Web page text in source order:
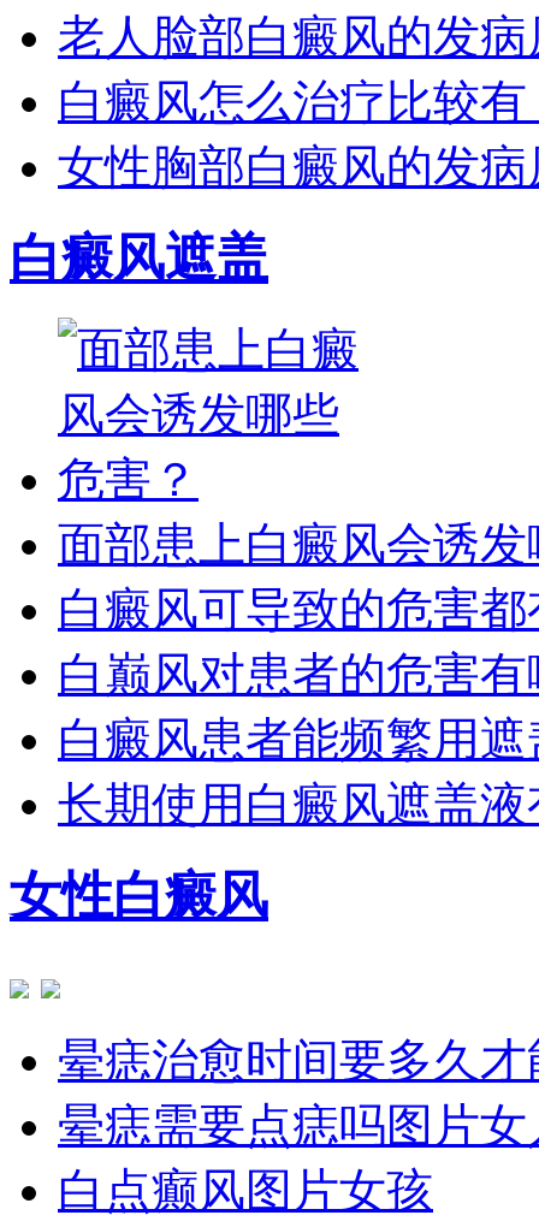
老人脸部白癜风的发
白癜风怎么治疗比较有
女性胸部白癜风的发
白癜风遮盖
面部患上白癜风会诱
白癜风可导致的危害
白巅风对患者的危害
白癜风患者能频繁用
长期使用白癜风遮盖
女性白癜风
晕痣治愈时间要多久
晕痣需要点痣吗图片女
白点癫风图片女孩